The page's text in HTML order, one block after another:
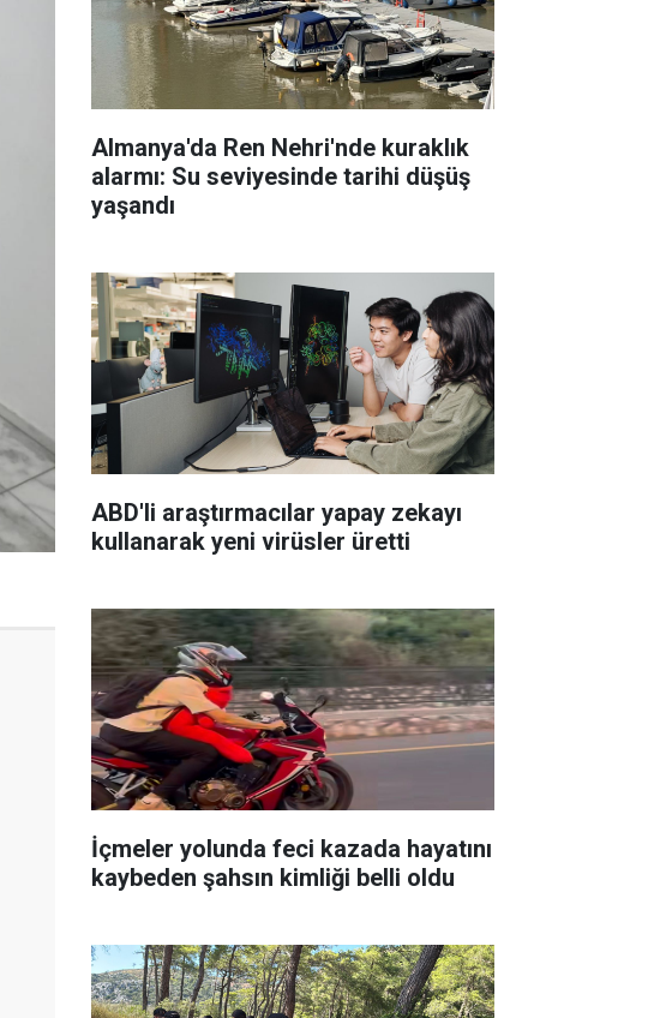
Almanya'da Ren Nehri'nde kuraklık
alarmı: Su seviyesinde tarihi düşüş
yaşandı
ABD'li araştırmacılar yapay zekayı
kullanarak yeni virüsler üretti
İçmeler yolunda feci kazada hayatını
kaybeden şahsın kimliği belli oldu